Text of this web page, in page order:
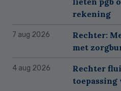
rekening
7 aug 2026
Rechter:
met
4 aug 2026
Rechter
toepassing